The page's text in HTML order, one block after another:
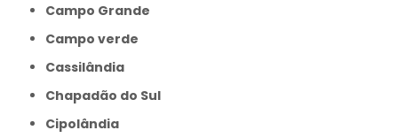
Campo Grande
Campo verde
Cassilândia
Chapadão do Sul
Cipolândia